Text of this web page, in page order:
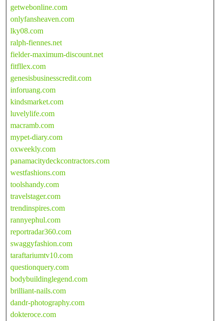
getwebonline.com
onlyfansheaven.com
lky08.com
ralph-fiennes.net
fielder-maximum-discount.net
fitfllex.com
genesisbusinesscredit.com
inforuang.com
kindsmarket.com
luvelylife.com
macramb.com
mypet-diary.com
oxweekly.com
panamacitydeckcontractors.com
westfashions.com
toolshandy.com
travelstager.com
trendinspires.com
rannyephul.com
reportradar360.com
swaggyfashion.com
taraftariumtv10.com
questionquery.com
bodybuildinglegend.com
brilliant-nails.com
dandr-photography.com
dokteroce.com